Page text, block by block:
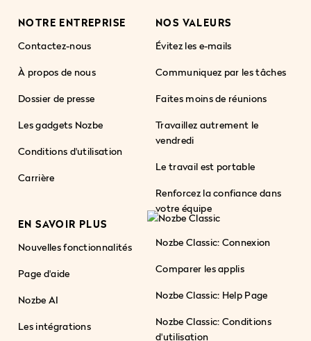
NOTRE ENTREPRISE
Contactez-nous
À propos de nous
Dossier de presse
Les gadgets Nozbe
Conditions d'utilisation
Carrière
NOS VALEURS
Évitez les e-mails
Communiquez par les tâches
Faites moins de réunions
Travaillez autrement le
vendredi
Le travail est portable
Renforcez la confiance dans
votre équipe
EN SAVOIR PLUS
Nouvelles fonctionnalités
Page d'aide
Nozbe AI
Les intégrations
Nozbe Classic: Connexion
Comparer les applis
Nozbe Classic: Help Page
Nozbe Classic: Conditions
d'utilisation